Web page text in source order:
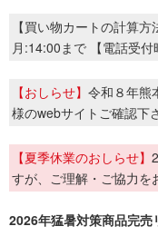
【買い物カートの計算
月:14:00まで 【電話受
【おしらせ】 令和８年熊
様のwebサイトご確認下
【夏季休業のおしらせ】
すが、ご理解・ご協力を
2026年猛暑対策商品完売